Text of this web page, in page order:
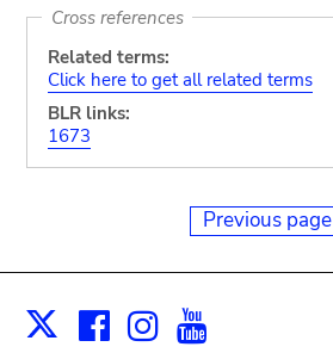
Cross references
Related terms:
Click here to get all related terms
BLR links:
1673
Previous page
X Facebook
Instagram